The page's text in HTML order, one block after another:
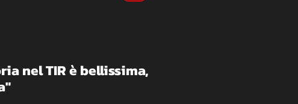
nel TIR è bellissima,